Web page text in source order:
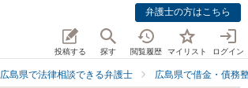
弁護士の方はこちら
投稿する 探す 閲覧履歴 マイリスト ログイン
広島県で法律相談できる弁護士 広島県で借金・債務